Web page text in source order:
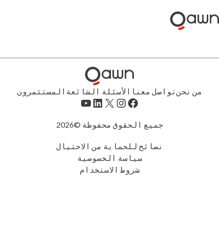
إلى
من نحنتواصل معنا الأسئلة الشائعة المستثمرون
فيسبوك إنستجرام إكس لينكد إن يوتيوب
جميع الحقوق محفوظة ©2026
نصائح للحماية من الاحتيال
سياسة الخصوصية
شروط الاستخدام